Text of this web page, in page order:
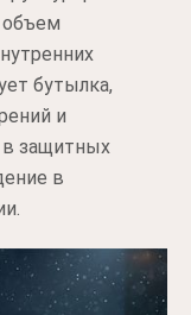
объем
бутылка,
и
защитных
в